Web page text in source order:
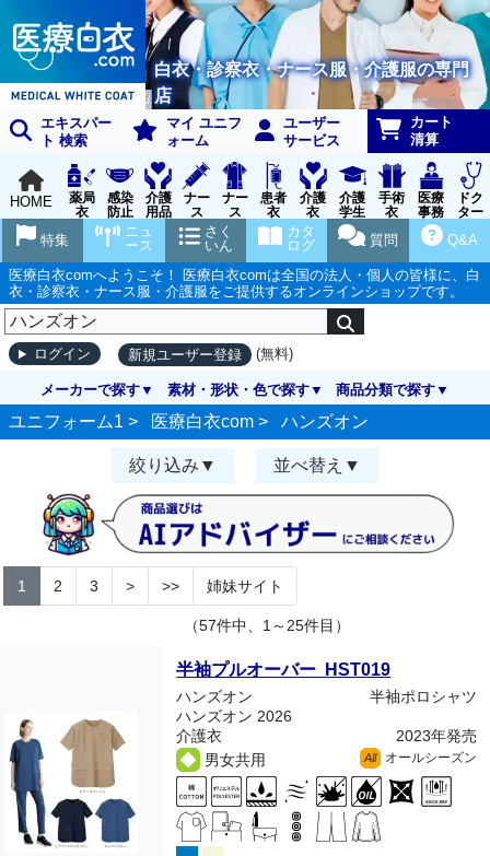
白衣・診察衣・ナース服・介護服の専門
店
エキスパー
ト 検索
マイ ユニフ
ォーム
ユーザー
サービス
カート
清算
HOME
薬局
衣
感染
防止
用品
介護
用品
ナー
ス
グッ
ズ
ナー
ス
ウェ
ア
患者
衣
介護
衣
介護
学生
実習
衣
手術
衣
医療
事務
受付
ドク
ター
ア
Q&A
質問
カタ
ログ
さく
いん
ニュ
ース
特集
医療白衣comへようこそ！ 医療白衣comは全国の法人・個人の皆様に、白
衣・診察衣・ナース服・介護服をご提供するオンラインショップです。
ログイン 新規ユーザー登録 (無料)
メーカーで探す 素材・形状・色で探す 商品分類で探す
ユニフォーム1 > 医療白衣com > ハンズオン
絞り込み 並べ替え
1 2 3 > >> 姉妹サイト
（57件中、1～25件目）
半袖プルオーバー HST019
ハンズオン
半袖ポロシャツ
ハンズオン 2026
介護衣
2023年発売
男女共用
All オールシーズン